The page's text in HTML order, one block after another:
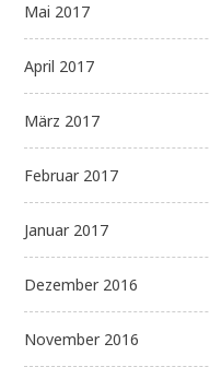
Mai 2017
April 2017
März 2017
Februar 2017
Januar 2017
Dezember 2016
November 2016